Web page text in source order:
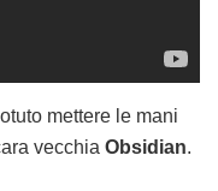
mettere le mani
vecchia Obsidian.